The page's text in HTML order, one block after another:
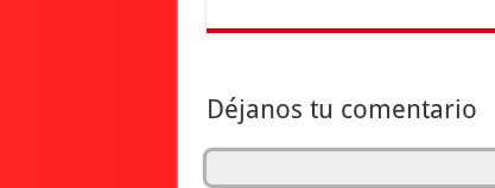
Déjanos tu comentario